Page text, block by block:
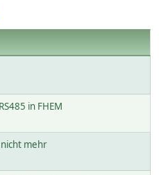
in FHEM
mehr